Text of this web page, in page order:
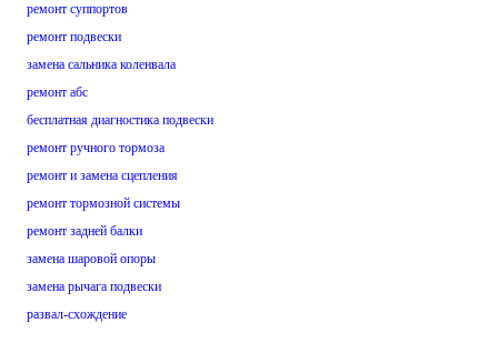
ремонт суппортов
ремонт подвески
замена сальника коленвала
ремонт абс
бесплатная диагностика подвески
ремонт ручного тормоза
ремонт и замена сцепления
ремонт тормозной системы
ремонт задней балки
замена шаровой опоры
замена рычага подвески
развал-схождение